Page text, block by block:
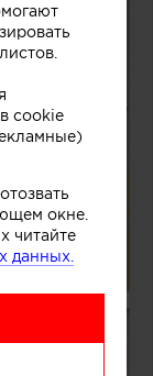
cookie
окне.
читайте
данных.